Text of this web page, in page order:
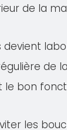
de la
devient
de
le bon
les